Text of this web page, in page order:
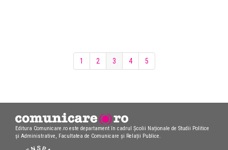
1 2 3 4 5
Editura Comunicare.ro este departament în cadrul Școlii Naționale de Studii Politice
și Administrative, Facultatea de Comunicare și Relații Publice.